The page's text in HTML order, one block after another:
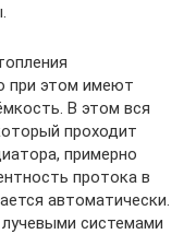
при этом имеют
В этом вся
проходит
примерно
протока в
автоматически.
системами